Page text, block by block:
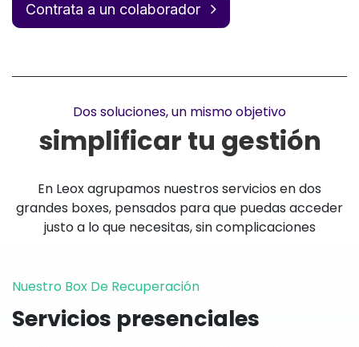
Contrata a un colaborador
Dos soluciones, un mismo objetivo
simplificar tu gestión
En Leox agrupamos nuestros servicios en dos
grandes boxes, pensados para que puedas acceder
justo a lo que necesitas, sin complicaciones
Nuestro Box De Recuperación
Servicios presenciales